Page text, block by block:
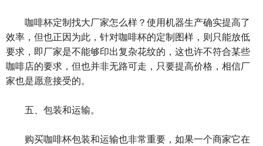
咖啡杯定制找大厂家怎么样？使用机器生产确实提高了
效率，但也正因为此，针对咖啡杯的定制图样，则只能放低
要求，即厂家是不能够印出复杂花纹的，这也许不符合某些
咖啡店的要求，但也并非无路可走，只要提高价格，相信厂
家也是愿意接受的。
五、包装和运输。
购买咖啡杯包装和运输也非常重要，如果一个商家‍‍它在